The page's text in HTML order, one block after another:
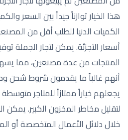
هذا الخيار توازناً جيداً بين السعر
الكميات الدنيا للطلب أقل من
أسعار التجزئة. يمكن لتجار
المنتجات من عدة مصنعين، مما
أنهم غالباً ما يقدمون شروط شحن
يجعلهم خياراً ممتازاً للمتاجر
لتقليل مخاطر المخزون الكبير. يمكن
خلال دلائل الأعمال المتخصصة أو